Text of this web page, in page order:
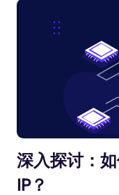
深入探讨：
IP？